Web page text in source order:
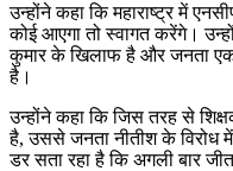
उन्होंने कहा कि महाराष्ट्र में
कोई आएगा तो स्वागत करेंगे।
कुमार के खिलाफ है और जनता एक
है।
उन्होंने कहा कि जिस तरह से
है, उससे जनता नीतीश के विरोध
डर सता रहा है कि अगली बार